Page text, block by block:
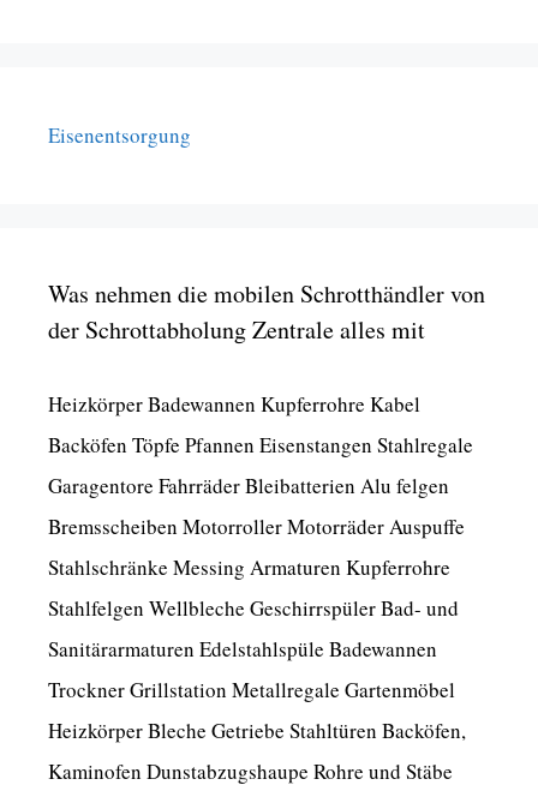
Eisenentsorgung
Was nehmen die mobilen Schrotthändler von
der Schrottabholung Zentrale alles mit
Heizkörper Badewannen Kupferrohre Kabel
Backöfen Töpfe Pfannen Eisenstangen Stahlregale
Garagentore Fahrräder Bleibatterien Alu felgen
Bremsscheiben Motorroller Motorräder Auspuffe
Stahlschränke Messing Armaturen Kupferrohre
Stahlfelgen Wellbleche Geschirrspüler Bad- und
Sanitärarmaturen Edelstahlspüle Badewannen
Trockner Grillstation Metallregale Gartenmöbel
Heizkörper Bleche Getriebe Stahltüren Backöfen,
Kaminofen Dunstabzugshaupe Rohre und Stäbe